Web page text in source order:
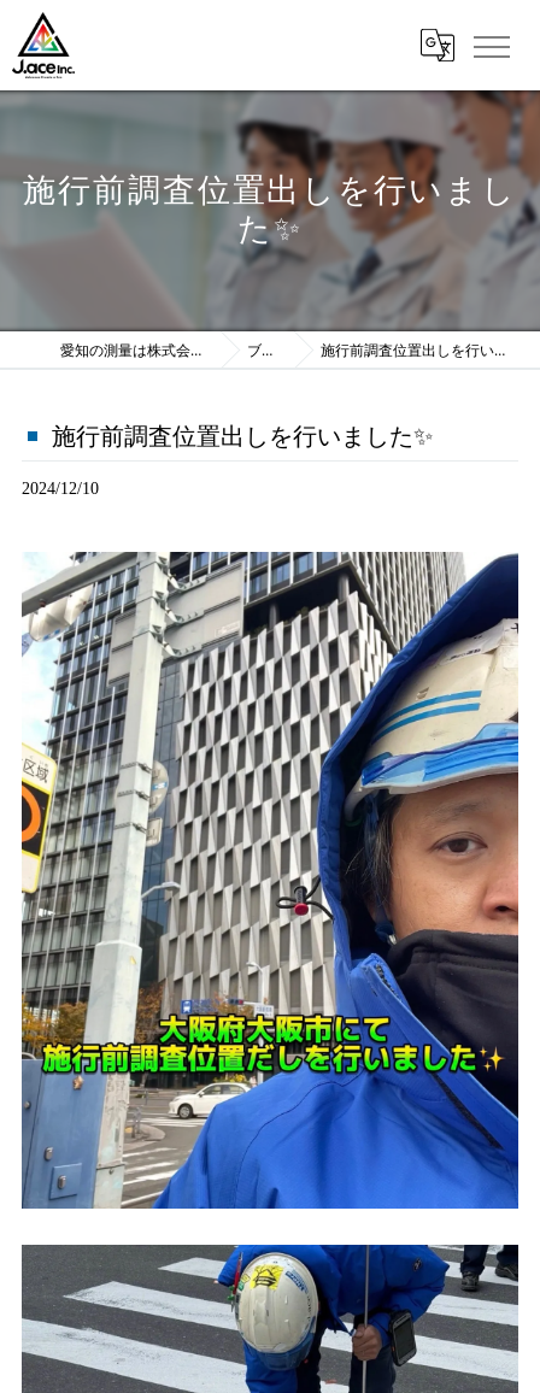
施行前調査位置出しを行いまし
た✨️
愛知の測量は株式会社J.ace ブログ 施行前調査位置出しを行いました✨️
施行前調査位置出しを行いました✨️
2024/12/10